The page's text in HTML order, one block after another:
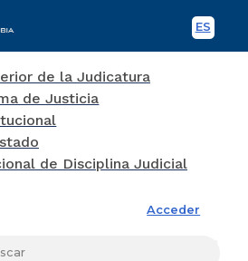
ES
Acceder